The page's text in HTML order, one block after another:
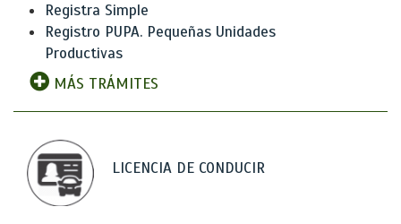
Registra Simple
Registro PUPA. Pequeñas Unidades
Productivas
MÁS TRÁMITES
LICENCIA DE CONDUCIR